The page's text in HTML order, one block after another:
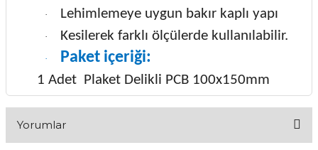
· Lehimlemeye uygun bakır kaplı yapı
· Kesilerek farklı ölçülerde kullanılabilir.
· Paket içeriği:
1 Adet Plaket Delikli PCB 100x150mm
Yorumlar